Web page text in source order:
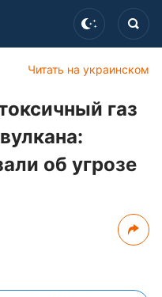
Читать на украинском
газ
об угрозе